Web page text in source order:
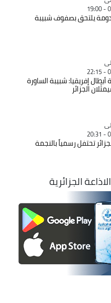
يلتحق بصفوف شبيبة
إفريقيا: شبيبة الساورة
الجزائر
تحتفل رسمياً بالنجمة
الجزائرية